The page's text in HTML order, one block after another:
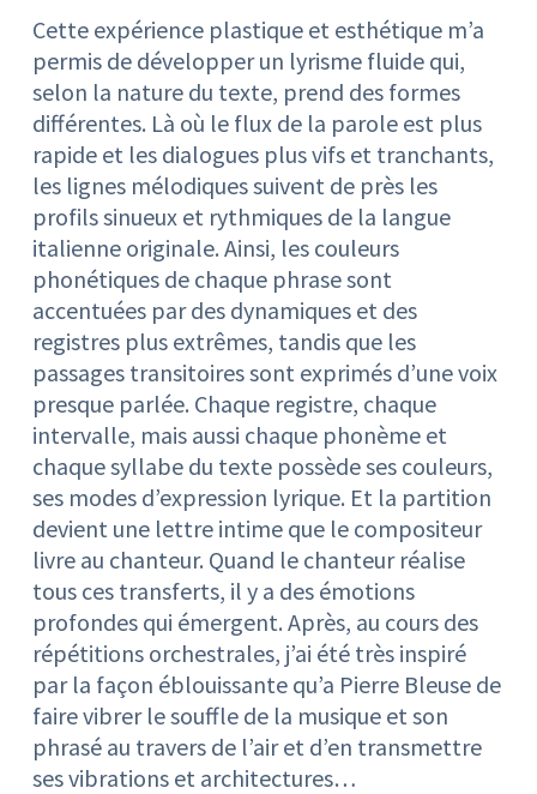
Cette expérience plastique et esthétique m’a
permis de développer un lyrisme fluide qui,
selon la nature du texte, prend des formes
différentes. Là où le flux de la parole est plus
rapide et les dialogues plus vifs et tranchants,
les lignes mélodiques suivent de près les
profils sinueux et rythmiques de la langue
italienne originale. Ainsi, les couleurs
phonétiques de chaque phrase sont
accentuées par des dynamiques et des
registres plus extrêmes, tandis que les
passages transitoires sont exprimés d’une voix
presque parlée. Chaque registre, chaque
intervalle, mais aussi chaque phonème et
chaque syllabe du texte possède ses couleurs,
ses modes d’expression lyrique. Et la partition
devient une lettre intime que le compositeur
livre au chanteur. Quand le chanteur réalise
tous ces transferts, il y a des émotions
profondes qui émergent. Après, au cours des
répétitions orchestrales, j’ai été très inspiré
par la façon éblouissante qu’a Pierre Bleuse de
faire vibrer le souffle de la musique et son
phrasé au travers de l’air et d’en transmettre
ses vibrations et architectures…